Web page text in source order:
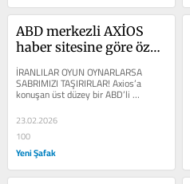
ABD merkezli AXİOS
haber sitesine göre özel
kuvvetler İran’da üst
düzey iki şahsa suikast
yapacaklar!
İRANLILAR OYUN OYNARLARSA
SABRIMIZI TAŞIRIRLAR! Axios’a
konuşan üst düzey bir ABD’li
yetkili, Trump yönetiminin İran’ın...
23.02.2026
100
Yeni Şafak